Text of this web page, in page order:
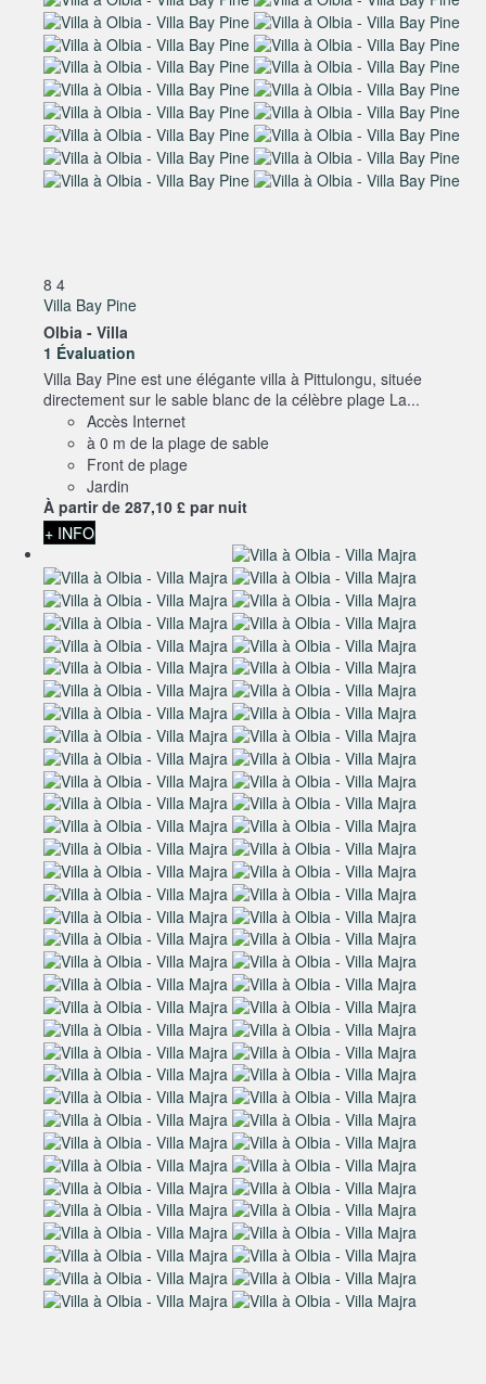
8 4
Villa Bay Pine
Olbia - Villa
1 Évaluation
Villa Bay Pine est une élégante villa à Pittulongu, située
directement sur le sable blanc de la célèbre plage La...
Accès Internet
à 0 m de la plage de sable
Front de plage
Jardin
À partir de 287,10 £ par nuit
+ INFO